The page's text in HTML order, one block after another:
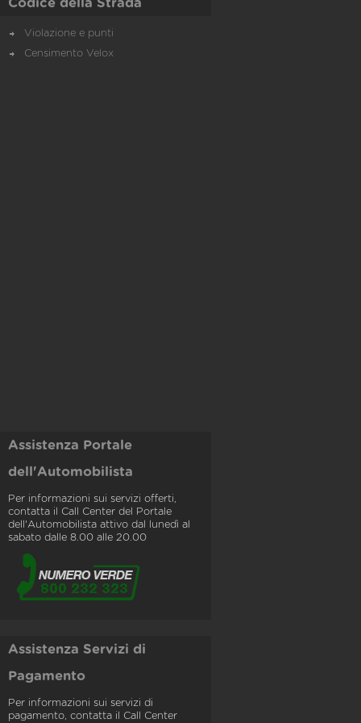
Codice della Strada
Violazione e punti
Censimento Velox
Assistenza Portale
dell'Automobilista
Per informazioni sui servizi offerti,
contatta il Call Center del Portale
dell'Automobilista attivo dal lunedì al
sabato dalle 8.00 alle 20.00
Assistenza Servizi di
Pagamento
Per informazioni sui servizi di
pagamento, contatta il Call Center